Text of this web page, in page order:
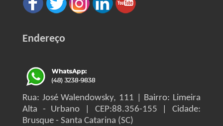
Endereço
Rua: José Walendowsky, 111 | Bairro: Limeira
Alta - Urbano | CEP:88.356-155 | Cidade:
Brusque - Santa Catarina (SC)